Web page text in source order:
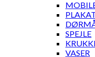
SPEJLE
VASER